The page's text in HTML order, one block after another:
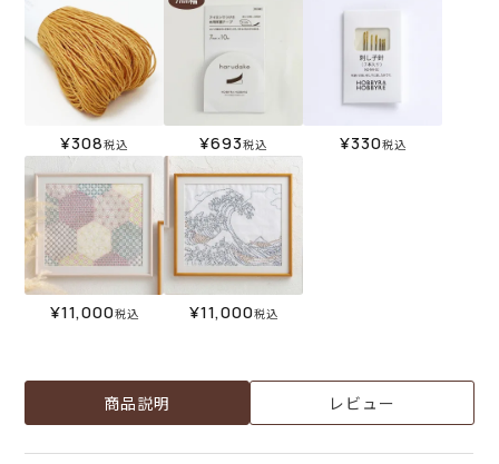
¥308税込 ¥693税込 ¥330税込
¥11,000税込 ¥11,000税込
商品説明 レビュー